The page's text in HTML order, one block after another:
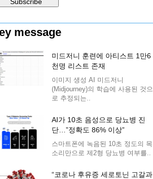
message
미드저니 훈련에 아티스트 1만6
천명 리스트 존재
이미지 생성 AI 미드저니
(Midjourney)의 학습에 사용된 것으
로 추정되는..
AI가 10초 음성으로 당뇨병 진
단…”정확도 86% 이상”
스마트폰에 녹음된 10초 정도의 목
소리만으로 제2형 당뇨병 여부를..
“코로나 후유증 세로토닌 고갈과